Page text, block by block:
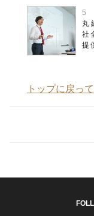
丸
社
提
トップに戻っ